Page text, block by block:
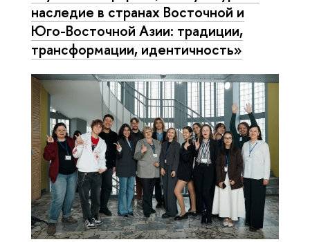
наследие в странах Восточной и
Юго-Восточной Азии: традиции,
трансформации, идентичность»